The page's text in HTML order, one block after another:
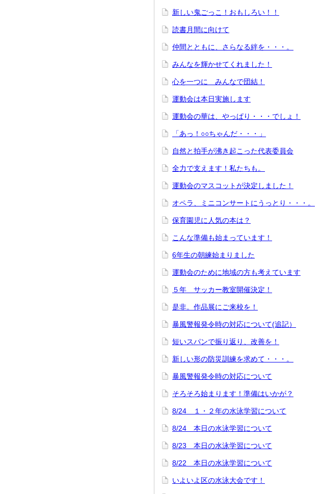
新しい鬼ごっこ！おもしろい！！
読書月間に向けて
仲間とともに、さらなる絆を・・・。
みんなを輝かせてくれました！
心を一つに みんなで団結！
運動会は本日実施します
運動会の華は、やっぱり・・・でしょ！
「あっ！○○ちゃんだ・・・」
自然と拍手が沸き起こった代表委員会
全力で支えます！私たちも。
運動会のマスコットが決定しました！
オペラ、ミニコンサートにうっとり・・・。
保育園児に人気の本は？
こんな準備も始まっています！
6年生の朝練始まりました
運動会のために地域の方も考えています
５年 サッカー教室開催決定！
是非。作品展にご来校を！
暴風警報発令時の対応について(追記）
短いスパンで振り返り、改善を！
新しい形の防災訓練を求めて・・・。
暴風警報発令時の対応について
そろそろ始まります！準備はいかが？
8/24 １・２年の水泳学習について
8/24 本日の水泳学習について
8/23 本日の水泳学習について
8/22 本日の水泳学習について
いよいよ区の水泳大会です！